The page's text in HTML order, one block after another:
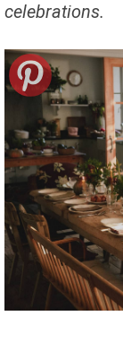
celebrations.